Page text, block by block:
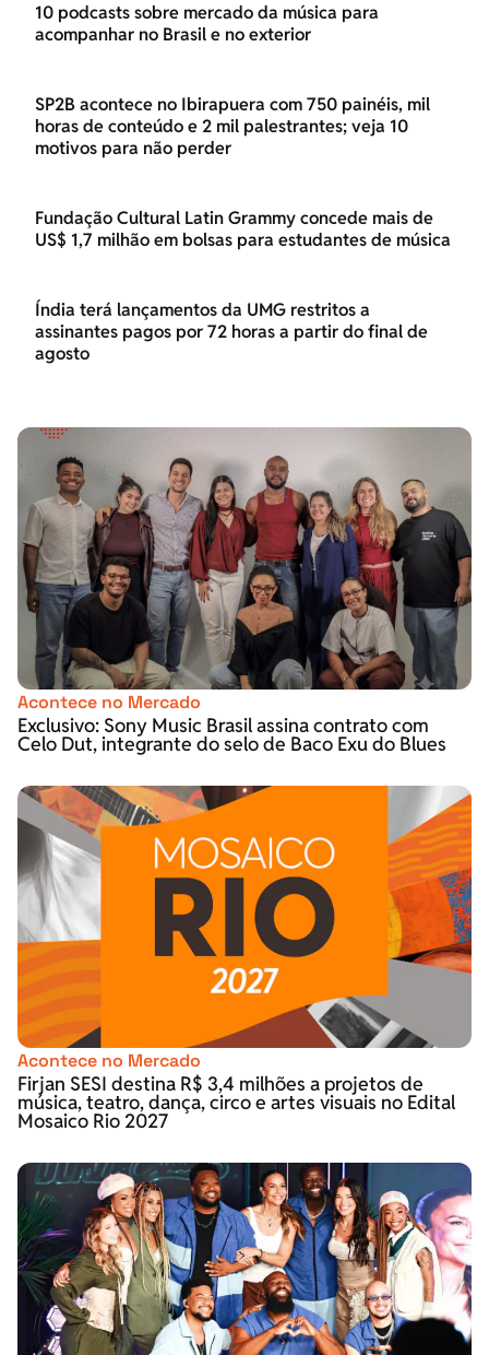
10 podcasts sobre mercado da música para
acompanhar no Brasil e no exterior
SP2B acontece no Ibirapuera com 750 painéis, mil
horas de conteúdo e 2 mil palestrantes; veja 10
motivos para não perder
Fundação Cultural Latin Grammy concede mais de
US$ 1,7 milhão em bolsas para estudantes de música
Índia terá lançamentos da UMG restritos a
assinantes pagos por 72 horas a partir do final de
agosto
Acontece no Mercado
Exclusivo: Sony Music Brasil assina contrato com
Celo Dut, integrante do selo de Baco Exu do Blues
Acontece no Mercado
Firjan SESI destina R$ 3,4 milhões a projetos de
música, teatro, dança, circo e artes visuais no Edital
Mosaico Rio 2027